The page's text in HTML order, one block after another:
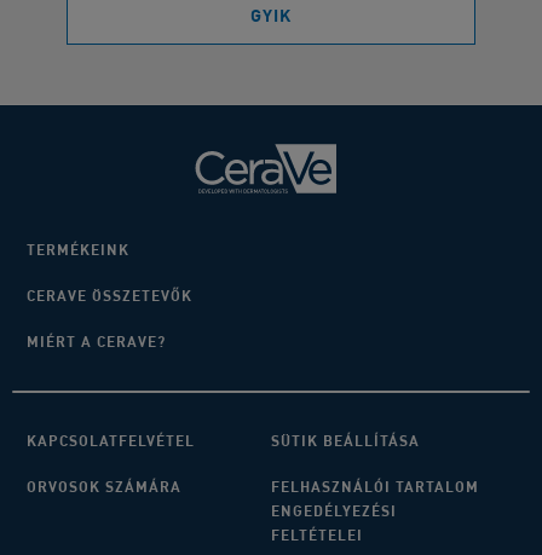
GYIK
TERMÉKEINK
CERAVE ÖSSZETEVŐK
MIÉRT A CERAVE?
KAPCSOLATFELVÉTEL SÜTIK BEÁLLÍTÁSA
ORVOSOK SZÁMÁRA
FELHASZNÁLÓI TARTALOM
ENGEDÉLYEZÉSI
FELTÉTELEI